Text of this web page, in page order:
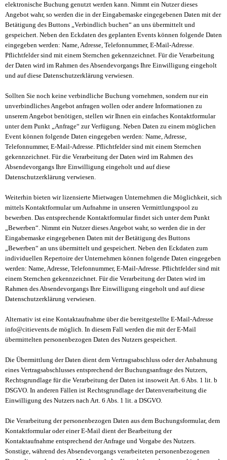
elektronische Buchung genutzt werden kann. Nimmt ein Nutzer dieses
Angebot wahr, so werden die in der Eingabemaske eingegebenen Daten mit der
Betätigung des Buttons „Verbindlich buchen“ an uns übermittelt und
gespeichert. Neben den Eckdaten des geplanten Events können folgende Daten
eingegeben werden: Name, Adresse, Telefonnummer, E-Mail-Adresse.
Pflichtfelder sind mit einem Sternchen gekennzeichnet. Für die Verarbeitung
der Daten wird im Rahmen des Absendevorgangs Ihre Einwilligung eingeholt
und auf diese Datenschutzerklärung verwiesen.
Sollten Sie noch keine verbindliche Buchung vornehmen, sondern nur ein
unverbindliches Angebot anfragen wollen oder andere Informationen zu
unserem Angebot benötigen, stellen wir Ihnen ein einfaches Kontaktformular
unter dem Punkt „Anfrage“ zur Verfügung. Neben Daten zu einem möglichen
Event können folgende Daten eingegeben werden: Name, Adresse,
Telefonnummer, E-Mail-Adresse. Pflichtfelder sind mit einem Sternchen
gekennzeichnet. Für die Verarbeitung der Daten wird im Rahmen des
Absendevorgangs Ihre Einwilligung eingeholt und auf diese
Datenschutzerklärung verwiesen.
Weiterhin bieten wir lizensierte Mietwagen Unternehmen die Möglichkeit, sich
mittels Kontaktformular um Aufnahme in unseren Vermittlungspool zu
bewerben. Das entsprechende Kontaktformular findet sich unter dem Punkt
„Bewerben“. Nimmt ein Nutzer dieses Angebot wahr, so werden die in der
Eingabemaske eingegebenen Daten mit der Betätigung des Buttons
„Bewerben“ an uns übermittelt und gespeichert. Neben den Eckdaten zum
individuellen Repertoire der Unternehmen können folgende Daten eingegeben
werden: Name, Adresse, Telefonnummer, E-Mail-Adresse. Pflichtfelder sind mit
einem Sternchen gekennzeichnet. Für die Verarbeitung der Daten wird im
Rahmen des Absendevorgangs Ihre Einwilligung eingeholt und auf diese
Datenschutzerklärung verwiesen.
Alternativ ist eine Kontaktaufnahme über die bereitgestellte E-Mail-Adresse
info@citievents.de möglich. In diesem Fall werden die mit der E-Mail
übermittelten personenbezogen Daten des Nutzers gespeichert.
Die Übermittlung der Daten dient dem Vertragsabschluss oder der Anbahnung
eines Vertragsabschlusses entsprechend der Buchungsanfrage des Nutzers,
Rechtsgrundlage für die Verarbeitung der Daten ist insoweit Art. 6 Abs. 1 lit. b
DSGVO. In anderen Fällen ist Rechtsgrundlage der Datenverarbeitung die
Einwilligung des Nutzers nach Art. 6 Abs. 1 lit. a DSGVO.
Die Verarbeitung der personenbezogen Daten aus dem Buchungsformular, dem
Kontaktformular oder einer E-Mail dient der Bearbeitung der
Kontaktaufnahme entsprechend der Anfrage und Vorgabe des Nutzers.
Sonstige, während des Absendevorgangs verarbeiteten personenbezogenen